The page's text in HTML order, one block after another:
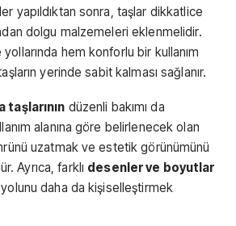
yapıldıktan sonra, taşlar dikkatlice
dolgu malzemeleri eklenmelidir.
hem konforlu bir kullanım
yerinde sabit kalması sağlanır.
taşlarının düzenli bakımı da
alanına göre belirlenecek olan
uzatmak ve estetik görünümünü
Ayrıca, farklı desenler ve boyutlar
daha da kişiselleştirmek